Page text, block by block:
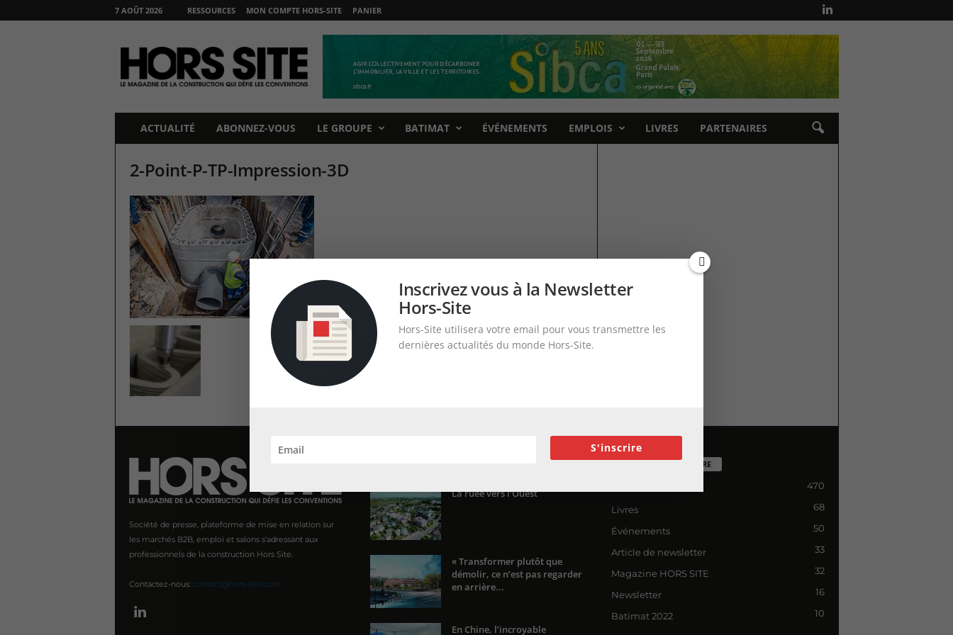
7 AOÛT 2026 RESSOURCES MON COMPTE HORS-SITE PANIER
O
ACTUALITÉ ABONNEZ-VOUS LE GROUPE BATIMAT ÉVÉNEMENTS EMPLOIS LIVRES PARTENAIRES
2-Point-P-TP-Impression-3D
Société de presse, plateforme de mise en relation sur
les marchés B2B, emploi et salons s'adressant aux
professionnels de la construction Hors Site.
Contactez-nous: contact@hors-site.com
La ruée vers l’Ouest
« Transformer plutôt que
démolir, ce n’est pas regarder
en arrière...
En Chine, l’incroyable
CATÉGORIE POPULAIRE
470
Livres 68
Événements 50
Article de newsletter 33
Magazine HORS SITE 32
Newsletter 16
Batimat 2022 10
Inscrivez vous à la Newsletter
Hors-Site
Hors-Site utilisera votre email pour vous transmettre les
dernières actualités du monde Hors-Site.
S'inscrire